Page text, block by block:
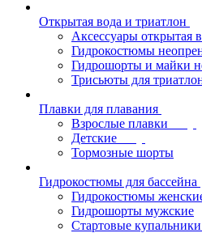
Открытая вода и триатлон
Аксессуары открытая
Гидрокостюмы
Гидрошорты и майки
Трисьюты для
Плавки для плавания
Взрослые плавки
Детские
Тормозные шорты
Гидрокостюмы для бассейна
Гидрокостюмы
Гидрошорты мужские
Стартовые